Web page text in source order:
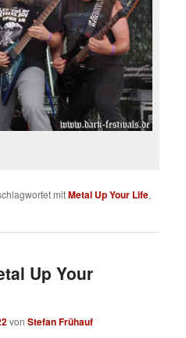
mitMetal Up Your Life,
Up Your
vonStefan Frühauf